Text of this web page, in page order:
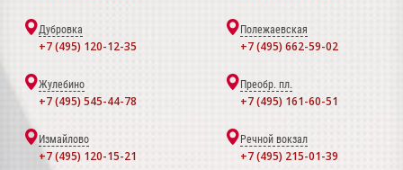
Дубровка
+7 (495) 120-12-35
Полежаевская
+7 (495) 662-59-02
Жулебино
+7 (495) 545-44-78
Преобр. пл.
+7 (495) 161-60-51
Измайлово
+7 (495) 120-15-21
Речной вокзал
+7 (495) 215-01-39